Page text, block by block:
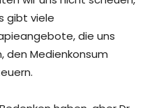
gibt viele
die uns
den Medienkonsum